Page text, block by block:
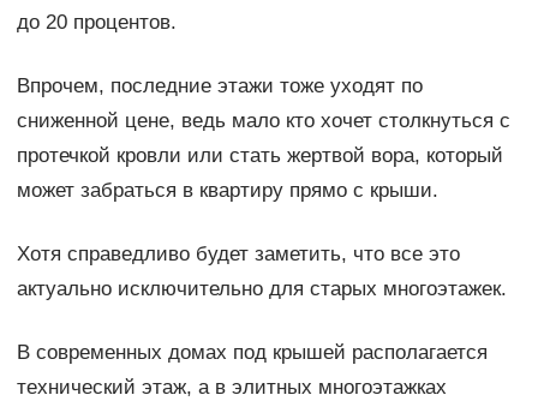
до 20 процентов.
Впрочем, последние этажи тоже уходят по
сниженной цене, ведь мало кто хочет столкнуться с
протечкой кровли или стать жертвой вора, который
может забраться в квартиру прямо с крыши.
Хотя справедливо будет заметить, что все это
актуально исключительно для старых многоэтажек.
В современных домах под крышей располагается
технический этаж, а в элитных многоэтажках